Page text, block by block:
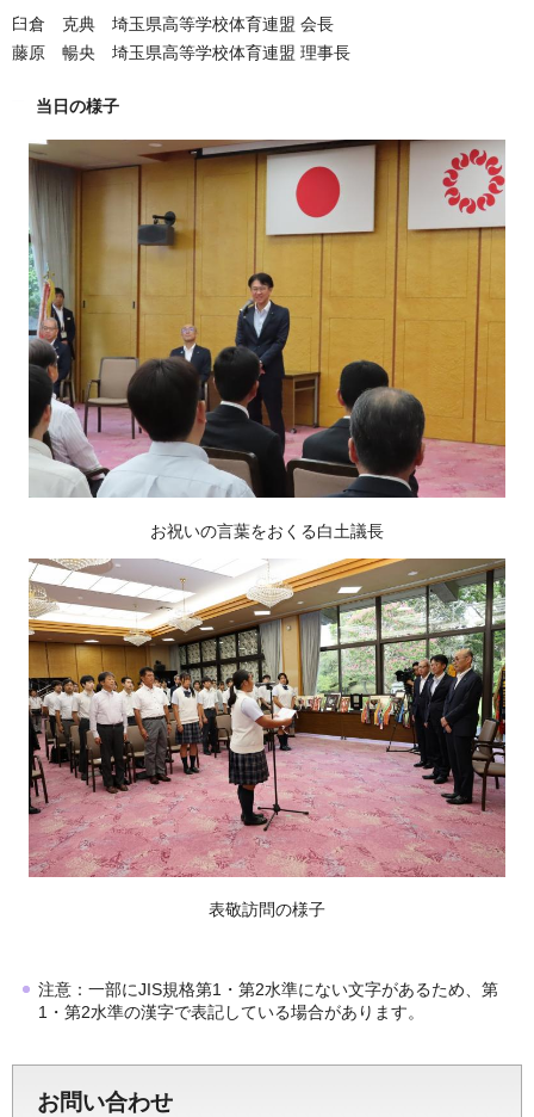
臼倉 克典 埼玉県高等学校体育連盟 会長
藤原 暢央 埼玉県高等学校体育連盟 理事長
当日の様子
お祝いの言葉をおくる白土議長
表敬訪問の様子
注意：一部にJIS規格第1・第2水準にない文字があるため、第
1・第2水準の漢字で表記している場合があります。
お問い合わせ